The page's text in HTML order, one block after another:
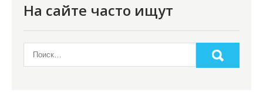
На сайте часто ищут